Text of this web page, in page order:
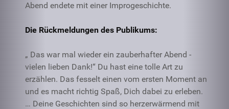
Abend endete mit einer Improgeschichte.
Die Rückmeldungen des Publikums:
„ Das war mal wieder ein zauberhafter Abend -
vielen lieben Dank!“ Du hast eine tolle Art zu
erzählen. Das fesselt einen vom ersten Moment an
und es macht richtig Spaß, Dich dabei zu erleben.
… Deine Geschichten sind so herzerwärmend mit